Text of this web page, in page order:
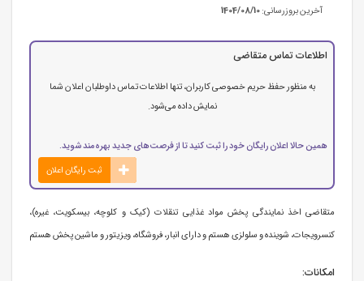
آخرین بروزرسانی:1404/08/10
اطلاعات تماس متقاضی
به منظور حفظ حریم خصوصی کاربران، تنها اطلاعات تماس داوطلبان اعلان شما
نمایش داده می‌شود.
همین حالا اعلان رایگان خود را ثبت کنید تا از فرصت‌های جدید بهره‌مند شوید.
ثبت رایگان اعلان
متقاضی اخذ نمایندگی پخش مواد غذایی تنقلات (کیک و کلوچه، بیسکویت، غیره)،
کنسرویجات، شوینده و سلولزی هستم و دارای انبار، فروشگاه، ویزیتور و ماشین پخش هستم
امکانات: